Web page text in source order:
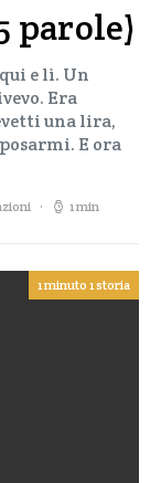
parole)
e lì. Un
Era
una lira,
E ora
1 min
1 minuto 1 storia